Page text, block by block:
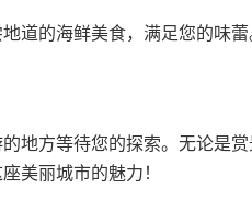
道的海鲜美食，满足您的味蕾
地方等待您的探索。无论是
美丽城市的魅力！